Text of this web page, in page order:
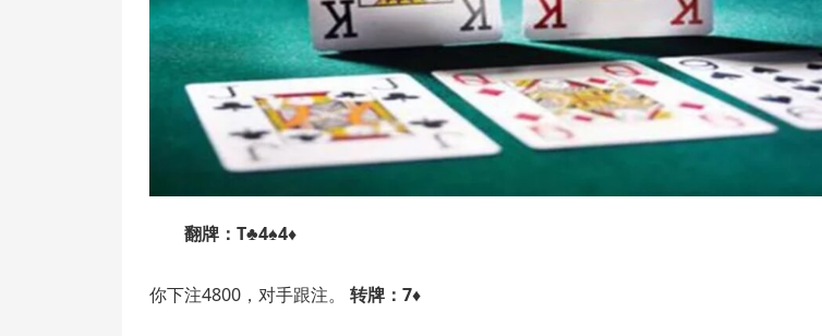
翻牌：T♣4♠4♦
你下注4800，对手跟注。 转牌：7♦